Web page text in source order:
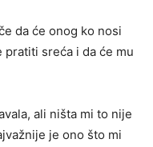
da će onog ko nosi
sreća i da će mu
ali ništa mi to nije
je ono što mi